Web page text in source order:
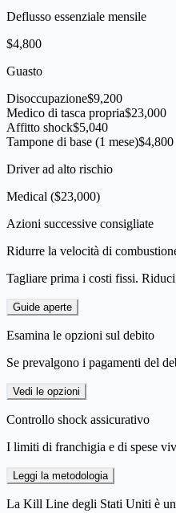
Deflusso essenziale mensile
$4,800
Guasto
Disoccupazione$9,200
Medico di tasca propria$23,000
Affitto shock$5,040
Tampone di base (1 mese)$4,800
Driver ad alto rischio
Medical ($23,000)
Azioni successive consigliate
Ridurre la velocità di
Tagliare prima i costi fissi.
Guide aperte
Esamina le opzioni sul debito
Se prevalgono i pagamenti del
Vedi le opzioni
Controllo shock assicurativo
I limiti di franchigia e di spese
Leggi la metodologia
La Kill Line degli Stati Uniti è